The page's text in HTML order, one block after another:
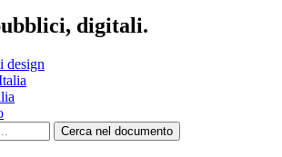
digitali.
design
Cerca nel documento